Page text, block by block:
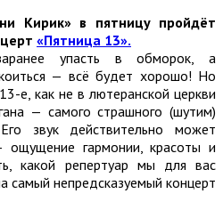
Кирик» в пятницу пройдёт
«Пятница 13».
упасть в обморок, а
— всё будет хорошо! Но
е, как не в лютеранской церкви
— самого страшного (шутим)
звук действительно может
гармонии, красоты и
какой репертуар мы для вас
самый непредсказуемый концерт